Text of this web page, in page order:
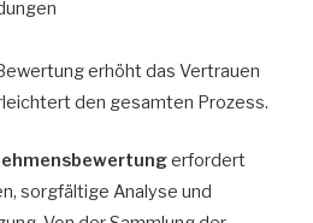
erhöht das Vertrauen
den gesamten Prozess.
erfordert
sorgfältige Analyse und